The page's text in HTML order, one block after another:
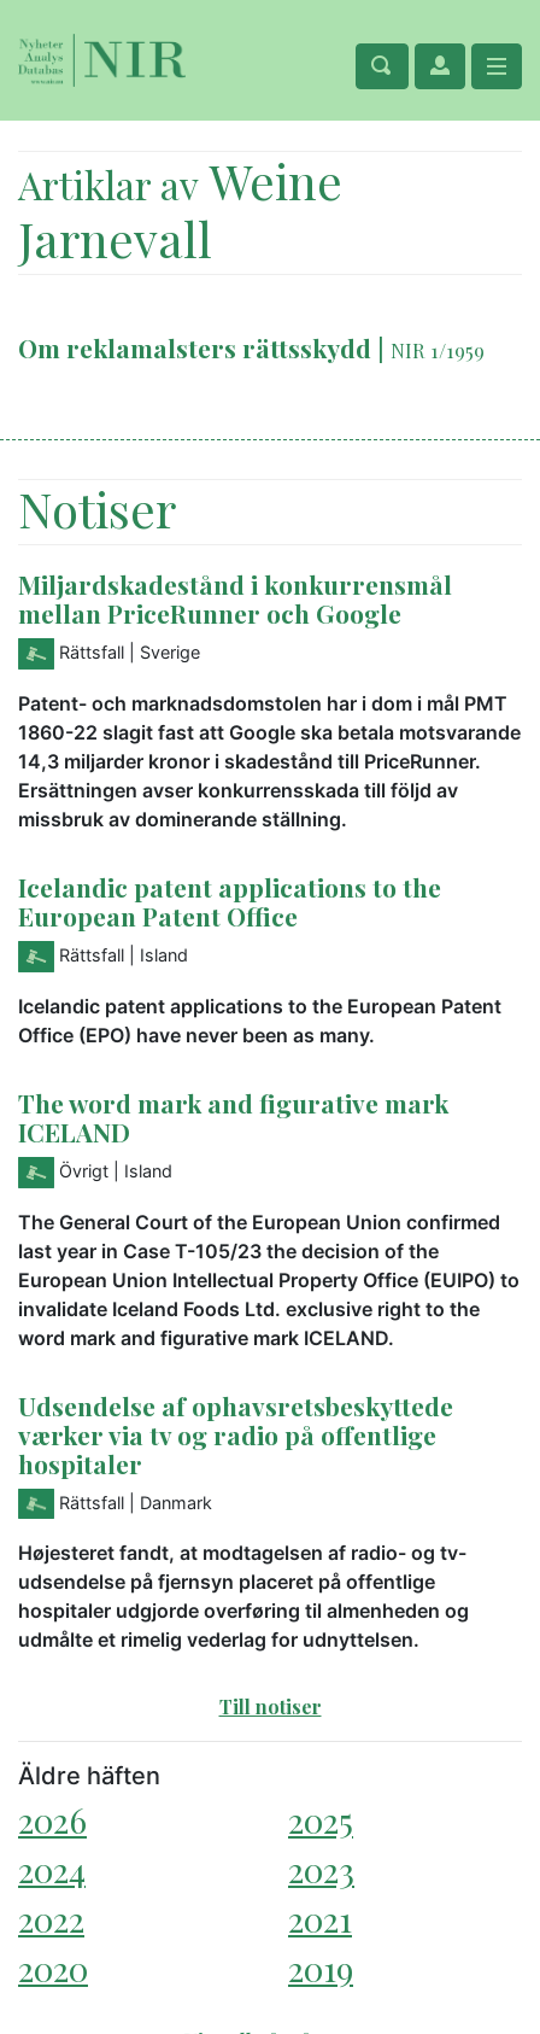
Artiklar avWeine
Jarnevall
Om reklamalsters rättsskydd | NIR 1/1959
Notiser
Miljardskadestånd i konkurrensmål
mellan PriceRunner och Google
Rättsfall | Sverige
Patent- och marknadsdomstolen har i dom i mål PMT
1860-22 slagit fast att Google ska betala motsvarande
14,3 miljarder kronor i skadestånd till PriceRunner.
Ersättningen avser konkurrensskada till följd av
missbruk av dominerande ställning.
Icelandic patent applications to the
European Patent Office
Rättsfall | Island
Icelandic patent applications to the European Patent
Office (EPO) have never been as many.
The word mark and figurative mark
ICELAND
Övrigt | Island
The General Court of the European Union confirmed
last year in Case T-105/23 the decision of the
European Union Intellectual Property Office (EUIPO) to
invalidate Iceland Foods Ltd. exclusive right to the
word mark and figurative mark ICELAND.
Udsendelse af ophavsretsbeskyttede
værker via tv og radio på offentlige
hospitaler
Rättsfall | Danmark
Højesteret fandt, at modtagelsen af radio- og tv-
udsendelse på fjernsyn placeret på offentlige
hospitaler udgjorde overføring til almenheden og
udmålte et rimelig vederlag for udnyttelsen.
Till notiser
Äldre häften
2026
2025
2024
2023
2022
2021
2020
2019